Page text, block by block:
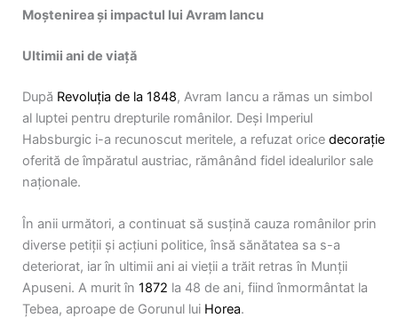
Moștenirea și impactul lui Avram Iancu
Ultimii ani de viață
După Revoluția de la 1848, Avram Iancu a rămas un simbol
al luptei pentru drepturile românilor. Deși Imperiul
Habsburgic i-a recunoscut meritele, a refuzat orice decorație
oferită de împăratul austriac, rămânând fidel idealurilor sale
naționale.
În anii următori, a continuat să susțină cauza românilor prin
diverse petiții și acțiuni politice, însă sănătatea sa s-a
deteriorat, iar în ultimii ani ai vieții a trăit retras în Munții
Apuseni. A murit în 1872 la 48 de ani, fiind înmormântat la
Țebea, aproape de Gorunul lui Horea.